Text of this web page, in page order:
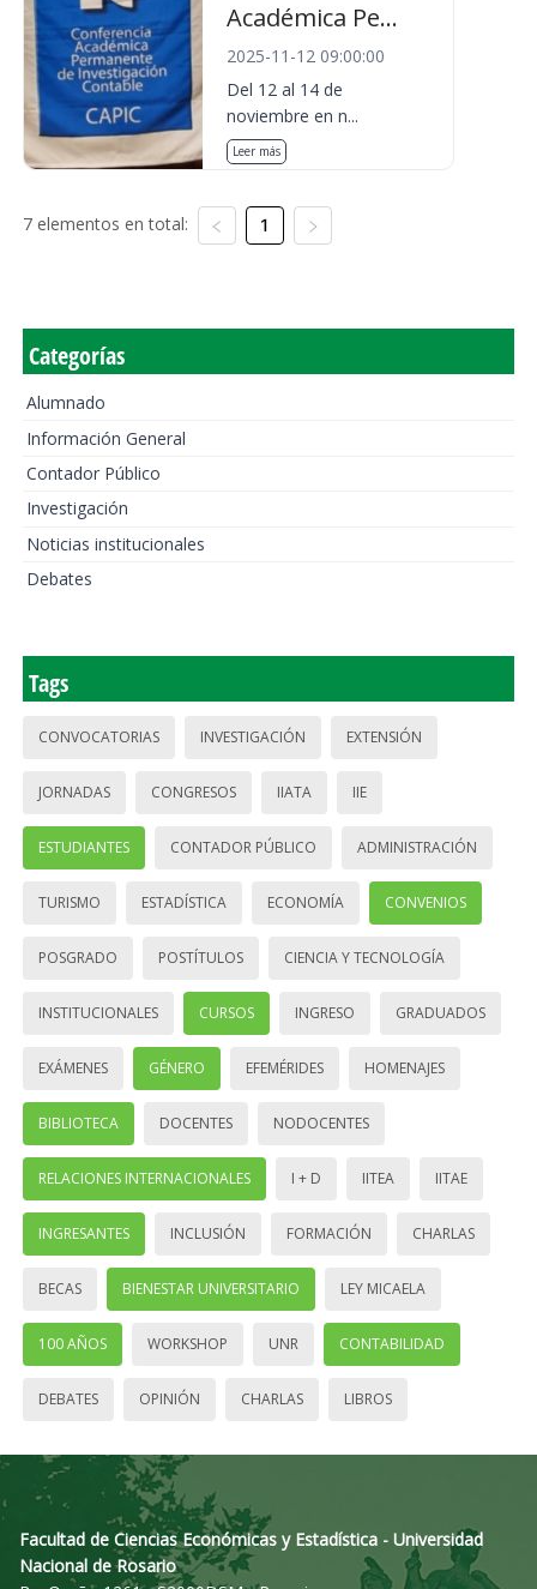
Académica Pe...
2025-11-12 09:00:00
Del 12 al 14 de
noviembre en n...
Leer más
7 elementos en total: 1
Categorías
Alumnado
Información General
Contador Público
Investigación
Noticias institucionales
Debates
Tags
CONVOCATORIAS INVESTIGACIÓN EXTENSIÓN
JORNADAS CONGRESOS IIATA IIE
ESTUDIANTES CONTADOR PÚBLICO ADMINISTRACIÓN
TURISMO ESTADÍSTICA ECONOMÍA CONVENIOS
POSGRADO POSTÍTULOS CIENCIA Y TECNOLOGÍA
INSTITUCIONALES CURSOS INGRESO GRADUADOS
EXÁMENES GÉNERO EFEMÉRIDES HOMENAJES
BIBLIOTECA DOCENTES NODOCENTES
RELACIONES INTERNACIONALES I + D IITEA IITAE
INGRESANTES INCLUSIÓN FORMACIÓN CHARLAS
BECAS BIENESTAR UNIVERSITARIO LEY MICAELA
100 AÑOS WORKSHOP UNR CONTABILIDAD
DEBATES OPINIÓN CHARLAS LIBROS
Facultad de Ciencias Económicas y Estadística - Universidad
Nacional de Rosario